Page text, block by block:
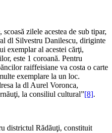
scoasă zilele acestea de sub tipar,
dl Silvestru Danilescu, diriginte
exemplar al acestei cărţi,
este 1 coroană. Pentru
raiffeisiane va costa o carte
exemplare la un loc.
la dl Au­rel Voronca,
la consiliul cultural”[8].
districtul Rădăuţi, constituit